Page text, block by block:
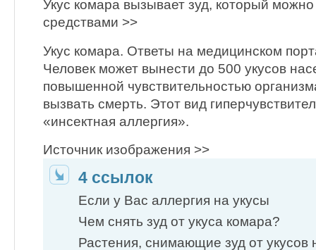
Укус комара вызывает зуд, который
средствами >>
Укус комара. Ответы на медицинском
Человек может вынести до 500 укусов
повышенной чувствительностью
вызвать смерть. Этот вид
«инсектная аллергия».
Источник изображения >>
4 ссылок
Если у Вас аллергия на укусы
Чем снять зуд от укуса комара?
Растения, снимающие зуд от укусов